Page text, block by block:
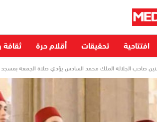
افتتاحية تحقيقات أقلام حرة ثقافة
صاحب الجلالة الملك محمد السادس يؤدي صلاة الجمعة بمسجد